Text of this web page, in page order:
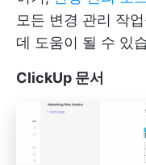
모든 변경 관리 작
데 도움이 될 수 있
ClickUp 문서